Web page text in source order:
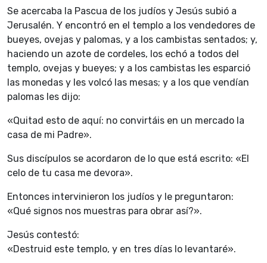
Se acercaba la Pascua de los judíos y Jesús subió a
Jerusalén. Y encontró en el templo a los vendedores de
bueyes, ovejas y palomas, y a los cambistas sentados; y,
haciendo un azote de cordeles, los echó a todos del
templo, ovejas y bueyes; y a los cambistas les esparció
las monedas y les volcó las mesas; y a los que vendían
palomas les dijo:
«Quitad esto de aquí: no convirtáis en un mercado la
casa de mi Padre».
Sus discípulos se acordaron de lo que está escrito: «El
celo de tu casa me devora».
Entonces intervinieron los judíos y le preguntaron:
«Qué signos nos muestras para obrar así?».
Jesús contestó:
«Destruid este templo, y en tres días lo levantaré».